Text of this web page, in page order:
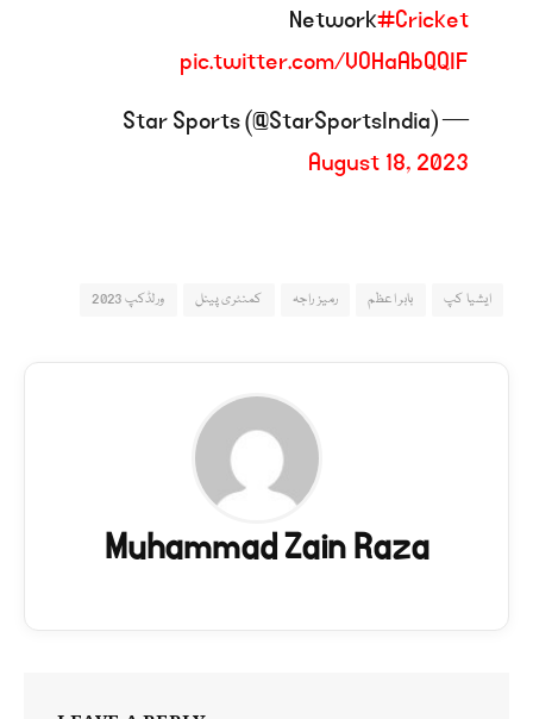
Network#Cricket
pic.twitter.com/VOHaAbQQIF
— Star Sports (@StarSportsIndia)
August 18, 2023
ایشیا کپ بابر اعظم رمیز راجہ کمنٹری پینل ورلڈکپ 2023
Muhammad Zain Raza